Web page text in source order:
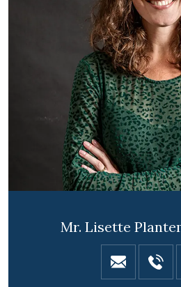
Mr. Lisette